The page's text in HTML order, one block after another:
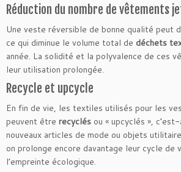
Réduction du nombre de vêtements
Une veste réversible de bonne qualité peut
ce qui diminue le volume total de déchets
année. La solidité et la polyvalence de ces
leur utilisation prolongée.
Recycle et upcycle
En fin de vie, les textiles utilisés pour les
peuvent être recyclés ou « upcyclés »,
nouveaux articles de mode ou objets
on prolonge encore davantage leur cycle de
l’empreinte écologique.